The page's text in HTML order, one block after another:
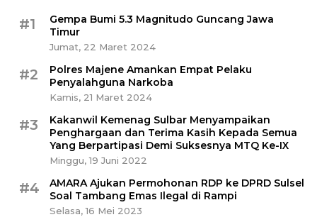
#1
Gempa Bumi 5.3 Magnitudo Guncang Jawa
Timur
Jumat, 22 Maret 2024
#2
Polres Majene Amankan Empat Pelaku
Penyalahguna Narkoba
Kamis, 21 Maret 2024
#3
Kakanwil Kemenag Sulbar Menyampaikan
Penghargaan dan Terima Kasih Kepada Semua
Yang Berpartipasi Demi Suksesnya MTQ Ke-IX
Minggu, 19 Juni 2022
#4
AMARA Ajukan Permohonan RDP ke DPRD Sulsel
Soal Tambang Emas Ilegal di Rampi
Selasa, 16 Mei 2023